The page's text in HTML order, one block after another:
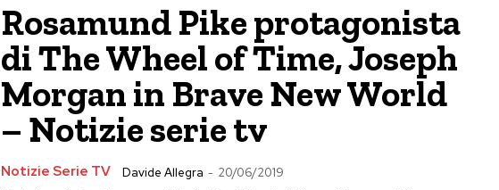
Rosamund Pike protagonista
di The Wheel of Time, Joseph
Morgan in Brave New World
– Notizie serie tv
Notizie Serie TV Davide Allegra - 20/06/2019